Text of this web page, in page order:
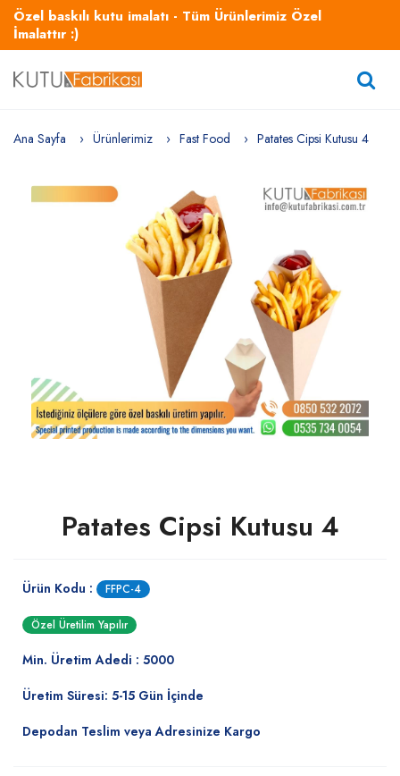
Özel baskılı kutu imalatı - Tüm Ürünlerimiz Özel
İmalattır :)
Ana Sayfa Ürünlerimiz Fast Food Patates Cipsi Kutusu 4
Patates Cipsi Kutusu 4
Ürün Kodu : FFPC-4
Özel Üretilim Yapılır
Min. Üretim Adedi : 5000
Üretim Süresi: 5-15 Gün İçinde
Depodan Teslim veya Adresinize Kargo